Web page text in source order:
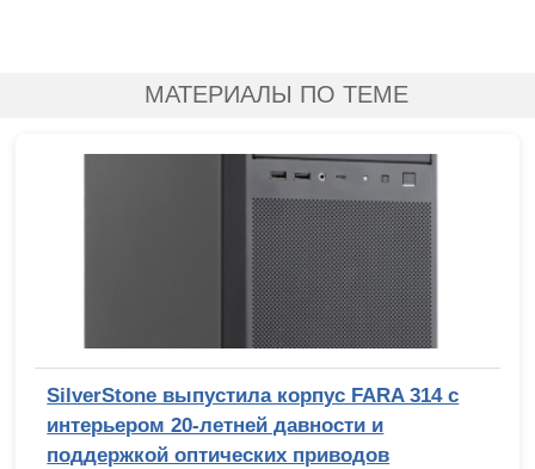
МАТЕРИАЛЫ ПО ТЕМЕ
SilverStone выпустила корпус FARA 314 с
интерьером 20-летней давности и
поддержкой оптических приводов